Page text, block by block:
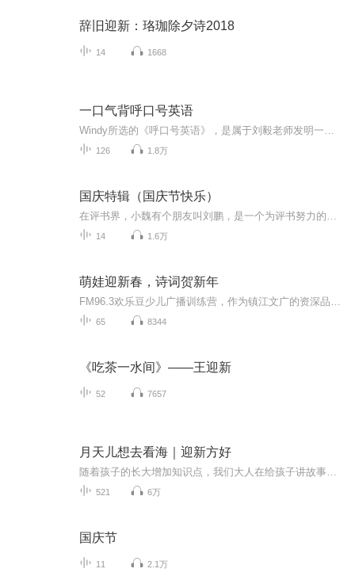
辞旧迎新：珞珈除夕诗2018
14 1668
一口气背呼口号英语
126 1.8万
国庆特辑（国庆节快乐）
14 1.6万
萌娃迎新春，诗词贺新年
65 8344
《吃茶一水间》——王迎新
52 7657
月天儿想去看海｜迎新方好
521 6万
国庆节
11 2.1万